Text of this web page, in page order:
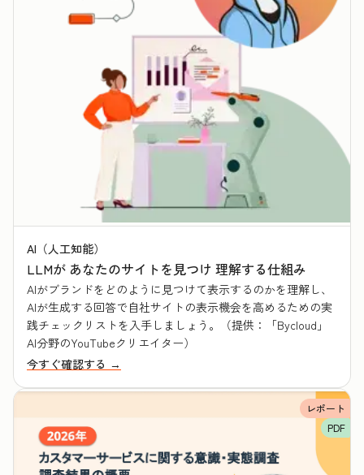
AI（人工知能）
LLMが あなたのサイトを見つけ 理解する仕組み
AIがブランドをどのように見つけて表示するのかを理解し、
AIが生成する回答で自社サイトの表示機会を高めるための実
践チェックリストを入手しましょう。（提供：「Bycloud」
AI分野のYouTubeクリエイター）
今すぐ確認する →
レポート
PDF